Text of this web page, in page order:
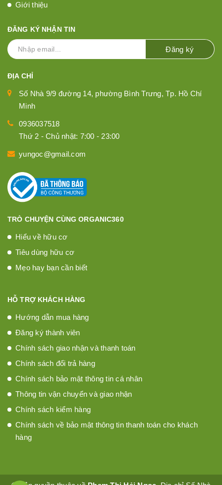
Giới thiệu
ĐĂNG KÝ NHẬN TIN
Đăng ký
ĐỊA CHỈ
Số Nhà 9/9 đường 14, phường Bình Trưng, Tp. Hồ Chí
Minh
0936037518
Thứ 2 - Chủ nhật: 7:00 - 23:00
yungoc@gmail.com
TRÒ CHUYỆN CÙNG ORGANIC360
Hiểu về hữu cơ
Tiêu dùng hữu cơ
Mẹo hay bạn cần biết
HỖ TRỢ KHÁCH HÀNG
Hướng dẫn mua hàng
Đăng ký thành viên
Chính sách giao nhận và thanh toán
Chính sách đổi trả hàng
Chính sách bảo mật thông tin cá nhân
Thông tin vận chuyển và giao nhận
Chính sách kiểm hàng
Chính sách về bảo mật thông tin thanh toán cho khách
hàng